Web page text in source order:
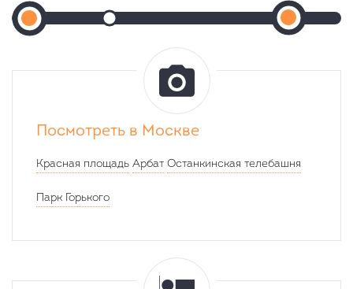
Петушки
Отправление:
20:35
Cтоянка: 2 минуты
В пути: 35 минут
(Курский
пути:
минут
Посмотреть в Москве
Красная площадь Арбат Останкинская телебашня
Парк Горького